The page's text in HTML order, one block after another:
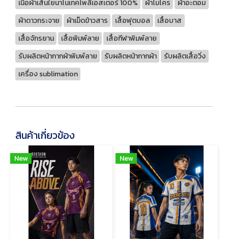
เนื้อผ้าเส้นใยนาโนเทคโพลีเอสเตอร์ 100%
ผ้าไมโคร
ผ้าอะตอม
ผ้าดาวกระจาย
ผ้าเม็ดข้าวสาร เสื้อฟุตบอล
เสื้อบาส
เสื้อจักรยาน
เสื้อพิมพ์ลาย
เสื้อกีฬาพิมพ์ลาย
รับผลิตหน้ากากผ้าพิมพ์ลาย
รับผลิตหน้ากากผ้า
รับผลิตเสื้อวิ่ง
เครื่อง sublimation
สินค้าเกี่ยวข้อง
New New